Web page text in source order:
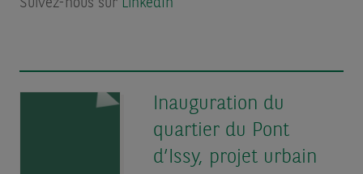
Suivez-nous sur LinkedIn
Inauguration du
quartier du Pont
d’Issy, projet urbain